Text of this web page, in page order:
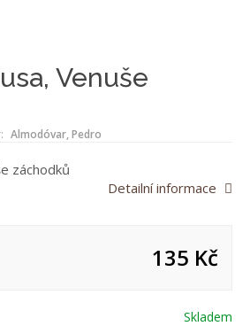
Venuše
Almodóvar, Pedro
záchodků
Detailní informace
135 Kč
Skladem